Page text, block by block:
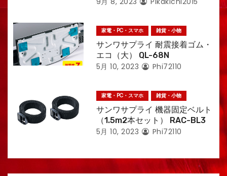
家電・PC・スマホ 雑貨・小物
サンワサプライ 耐震接着ゴム・
エコ（大） QL-68N
5月 10, 2023 Phi72110
家電・PC・スマホ 雑貨・小物
サンワサプライ 機器固定ベルト
（1.5m2本セット） RAC-BL3
5月 10, 2023 Phi72110